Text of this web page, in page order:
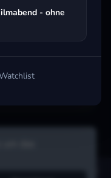
merken, Tipps von
- ohne